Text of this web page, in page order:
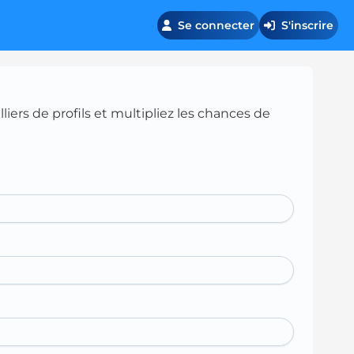
Se connecter S'inscrire
de profils et multipliez les chances de